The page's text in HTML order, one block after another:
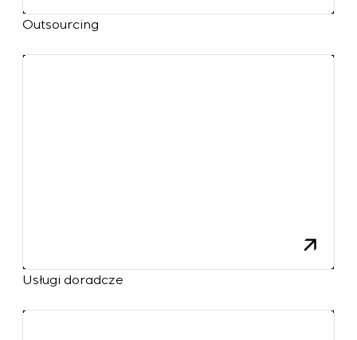
Outsourcing
Usługi doradcze